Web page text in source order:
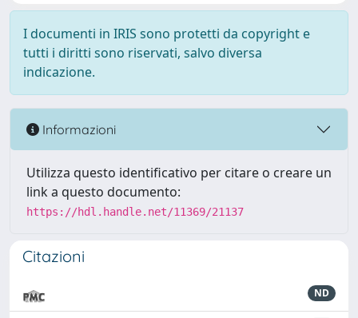
I documenti in IRIS sono protetti da copyright e
tutti i diritti sono riservati, salvo diversa
indicazione.
Informazioni
Utilizza questo identificativo per citare o creare un
link a questo documento:
https://hdl.handle.net/11369/21137
Citazioni
ND